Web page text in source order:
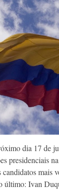
dia 17 de
presidenciais
mais
último: Ivan